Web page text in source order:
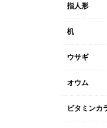
指人形
机
ウサギ
オウム
ビタミンカ